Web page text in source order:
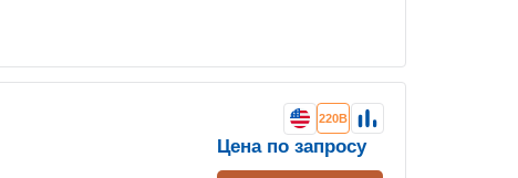
220В
Цена по запросу